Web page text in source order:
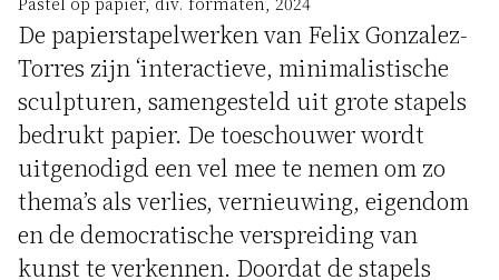
De papierstapelwerken van Felix Gonzalez-
Torres zijn ‘interactieve, minimalistische
sculpturen, samengesteld uit grote stapels
bedrukt papier. De toeschouwer wordt
uitgenodigd een vel mee te nemen om zo
thema’s als verlies, vernieuwing, eigendom
en de democratische verspreiding van
kunst te verkennen. Doordat de stapels